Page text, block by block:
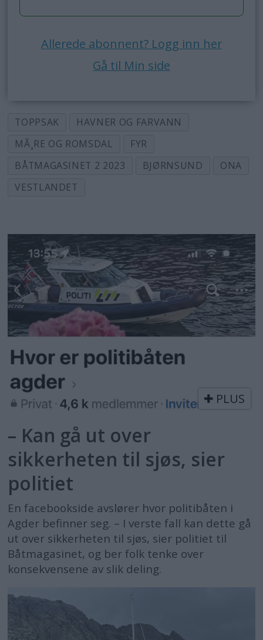
Allerede abonnent? Logg inn her
Gå til Min side
TOPPSAK
HAVNER OG FARVANN
MÃ¸RE OG ROMSDAL
FYR
BÅTMAGASINET 2 2023
BJØRNSUND
ONA
VESTLANDET
PLUS
– Kan gå ut over
sikkerheten til sjøs, sier
politiet
En facebookside avslører hvor politibåten i
Agder befinner seg. – I verste fall kan dette gå
ut over sikkerheten til sjøs, sier politiet til
Båtmagasinet, og ber folk tenke over
konsekvensene av slik deling.